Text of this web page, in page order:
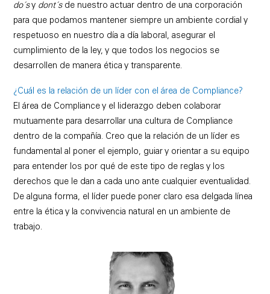
do´sy dont´sde nuestro actuar dentro de una corporación
para que podamos mantener siempre un ambiente cordial y
respetuoso en nuestro día a día laboral, asegurar el
cumplimiento de la ley, y que todos los negocios se
desarrollen de manera ética y transparente.
¿Cuál es la relación de un líder con el área de Compliance?
El área de Compliance y el liderazgo deben colaborar
mutuamente para desarrollar una cultura de Compliance
dentro de la compañía. Creo que la relación de un líder es
fundamental al poner el ejemplo, guiar y orientar a su equipo
para entender los por qué de este tipo de reglas y los
derechos que le dan a cada uno ante cualquier eventualidad.
De alguna forma, el líder puede poner claro esa delgada línea
entre la ética y la convivencia natural en un ambiente de
trabajo.